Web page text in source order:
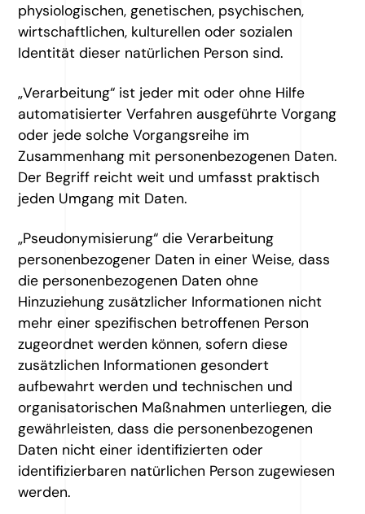
physiologischen, genetischen, psychischen,
wirtschaftlichen, kulturellen oder sozialen
Identität dieser natürlichen Person sind.
„Verarbeitung“ ist jeder mit oder ohne Hilfe
automatisierter Verfahren ausgeführte Vorgang
oder jede solche Vorgangsreihe im
Zusammenhang mit personenbezogenen Daten.
Der Begriff reicht weit und umfasst praktisch
jeden Umgang mit Daten.
„Pseudonymisierung“ die Verarbeitung
personenbezogener Daten in einer Weise, dass
die personenbezogenen Daten ohne
Hinzuziehung zusätzlicher Informationen nicht
mehr einer spezifischen betroffenen Person
zugeordnet werden können, sofern diese
zusätzlichen Informationen gesondert
aufbewahrt werden und technischen und
organisatorischen Maßnahmen unterliegen, die
gewährleisten, dass die personenbezogenen
Daten nicht einer identifizierten oder
identifizierbaren natürlichen Person zugewiesen
werden.